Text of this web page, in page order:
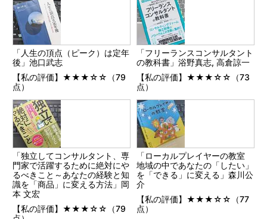
「人生の頂点（ピーク）は定年
後」池口武志
【私の評価】★★★☆☆（79
点）
「フリーランスコンサルタント
の教科書」浴野真志, 高倉諒一
【私の評価】★★★☆☆（73
点）
「独立してコンサルタント、専
門家で活躍するために絶対にや
るべきこと～あなたの経験と知
識を「商品」に変える方法」岡
本 文宏
【私の評価】★★★☆☆（79
「ローカルプレイヤーの教室
地域の中であなたの「したい」
を「できる」に変える」森川公
介
【私の評価】★★★☆☆（77
点）